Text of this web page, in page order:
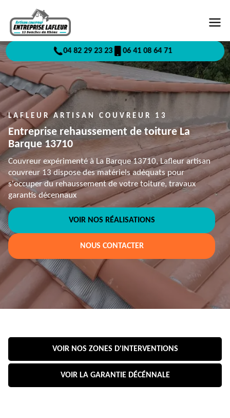
04 82 29 23 23 06 41 08 64 71
LAFLEUR ARTISAN COUVREUR 13
Entreprise rehaussement de toiture La
Barque 13710
Couvreur expérimenté à La Barque 13710, Lafleur artisan
couvreur 13 dispose des matériels adéquats pour
s'occuper du rehaussement de votre toiture, travaux
garantis décennaux
VOIR NOS RÉALISATIONS
NOUS CONTACTER
VOIR NOS ZONES D'INTERVENTIONS
VOIR LA GARANTIE DÉCÉNNALE